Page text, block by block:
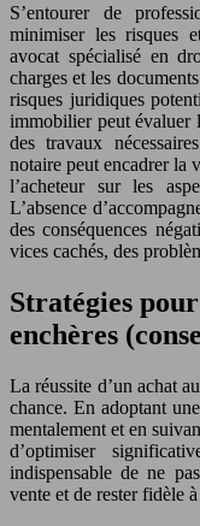
S’entourer de
minimiser les risques
avocat spécialisé en
charges et les
risques juridiques
immobilier peut évaluer
des travaux
notaire peut encadrer la
l’acheteur sur les
L’absence
des conséquences
vices cachés, des
Stratégies
enchères
La réussite d’un achat
chance. En adoptant
mentalement et en
d’optimiser
indispensable de ne
vente et de rester fidèle